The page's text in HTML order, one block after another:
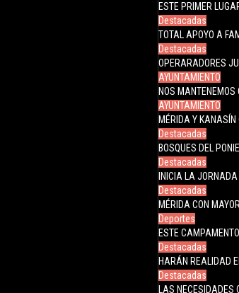
ESTE PRIMER
Destacadas
TOTAL APOYO A
Destacadas
OPERARADORES
AYUNTAMIENTO
NOS MANTENEMOS
AYUNTAMIENTO
MÉRIDA Y KANASÍN
Destacadas
BOSQUES DEL
Destacadas
INICIA LA
Destacadas
MÉRIDA CON
Deportes
ESTE
Destacadas
HARÁN REALIDAD
Destacadas
LAS NECESIDADES